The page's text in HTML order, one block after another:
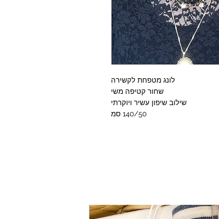
לונג מטפחת לקשירה
שחור קטיפה משי
שילוב שיפון עשיר ויוקרתי
140/50 סמ